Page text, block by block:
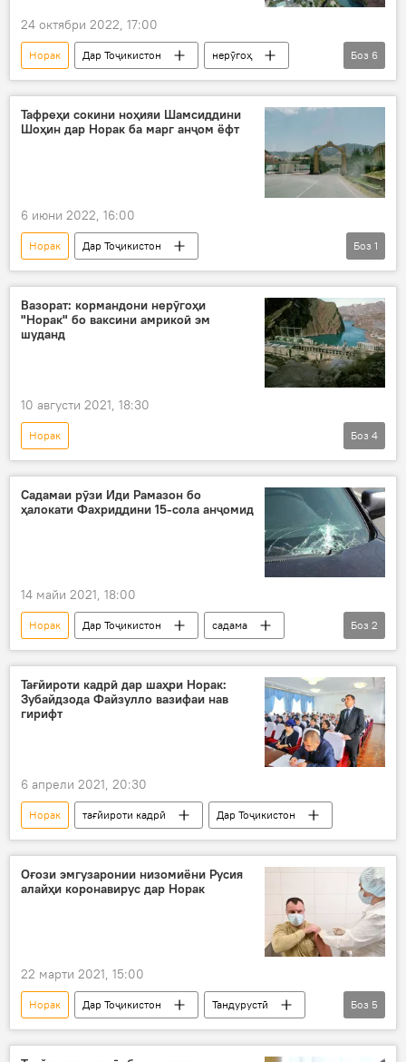
24 октябри 2022, 17:00
Норак Дар Тоҷикистон
нерӯгоҳ
барқ
таъмин кардан
аҳолӣ
таҷдид
навсозӣ Энергетика
Боз 6
Тафреҳи сокини ноҳияи Шамсиддини
Шоҳин дар Норак ба марг анҷом ёфт
6 июни 2022, 16:00
Норак
Дар Тоҷикистон
Рӯйдод, ҷиноят ва ҳолатҳои фавқулода
Боз 1
Вазорат: кормандони нерӯгоҳи
"Норак" бо ваксини амрикоӣ эм
шуданд
10 августи 2021, 18:30
Норак
Мавҷи сеюми коронавирус дар Тоҷикистон: охирин хабару гузоришҳо
Дар Тоҷикистон
Тандурустӣ
ваксина
Боз 4
Садамаи рӯзи Иди Рамазон бо
ҳалокати Фахриддини 15-сола анҷомид
14 майи 2021, 18:00
Норак Дар Тоҷикистон
садама
Рӯйдод, ҷиноят ва ҳолатҳои фавқулода
даргузашт
Боз 2
Тағйироти кадрӣ дар шаҳри Норак:
Зубайдзода Файзулло вазифаи нав
гирифт
6 апрели 2021, 20:30
Норак тағйироти кадрӣ Дар Тоҷикистон
Оғози эмгузаронии низомиёни Русия
алайҳи коронавирус дар Норак
22 марти 2021, 15:00
Норак Дар Тоҷикистон
Тандурустӣ
Ҳамаи хабарҳо
низомиён
ваксина
Коронавирус дар Русия ва ҷаҳон: охирин хабару гузоришҳо
Боз 5